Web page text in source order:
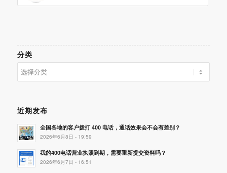
分类
类
近期发布
全国各地的客户拨打 400 电话，通话效果会不会有差别？
2026年6月8日 - 19:59
我的400电话营业执照到期，需要重新提交资料吗？
2026年6月7日 - 16:51